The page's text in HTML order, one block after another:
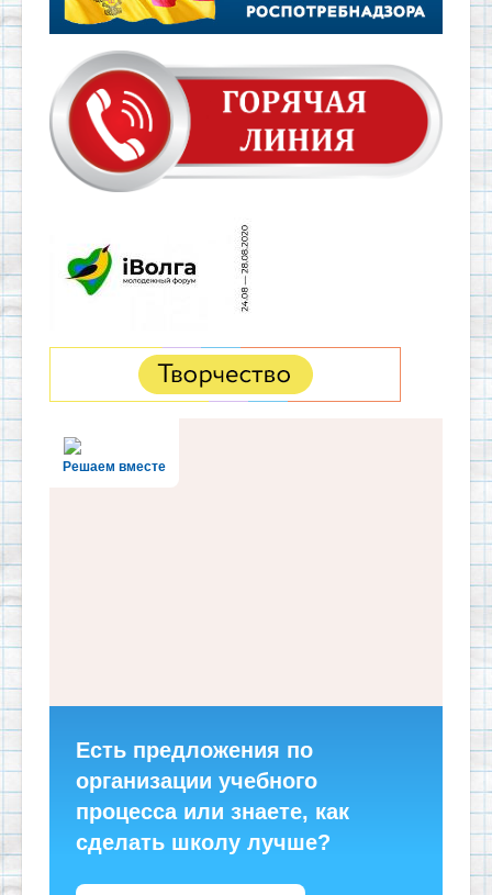
Решаем вместе
Есть предложения по
организации учебного
процесса или знаете, как
сделать школу лучше?